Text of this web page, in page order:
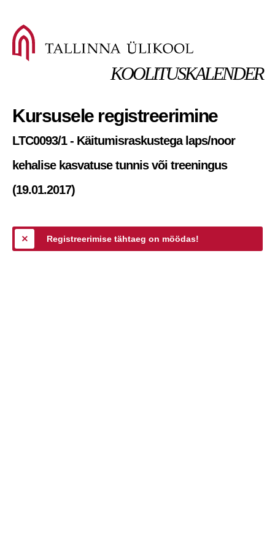
KOOLITUSKALENDER
Kursusele registreerimine
LTC0093/1 - Käitumisraskustega laps/noor
kehalise kasvatuse tunnis või treeningus
(19.01.2017)
Registreerimise tähtaeg on möödas!